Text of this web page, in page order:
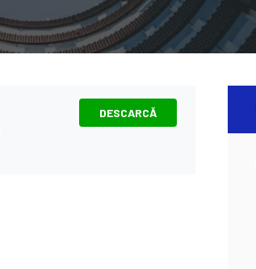
DESCARCĂ